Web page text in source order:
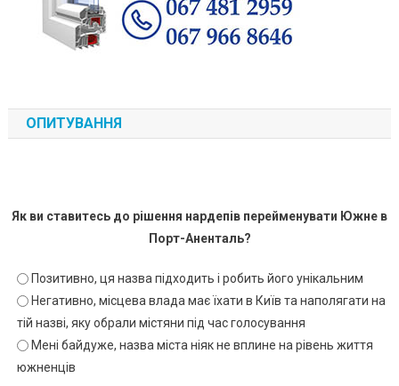
ОПИТУВАННЯ
Як ви ставитесь до рішення нардепів перейменувати Южне в
Порт-Аненталь?
Позитивно, ця назва підходить і робить його унікальним
Негативно, місцева влада має їхати в Київ та наполягати на
тій назві, яку обрали містяни під час голосування
Мені байдуже, назва міста ніяк не вплине на рівень життя
южненців